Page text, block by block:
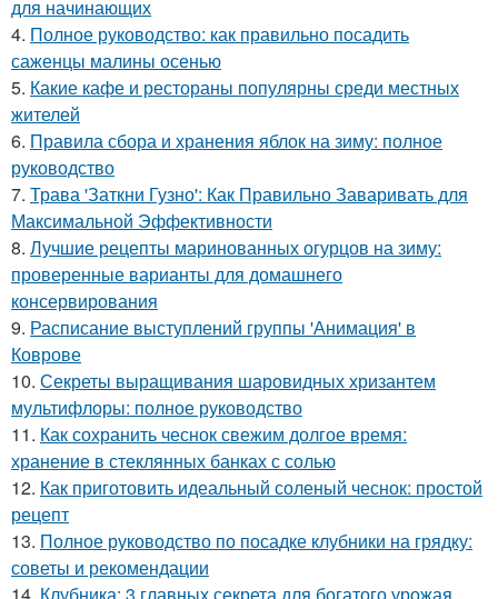
для начинающих
4. Полное руководство: как правильно посадить
саженцы малины осенью
5. Какие кафе и рестораны популярны среди местных
жителей
6. Правила сбора и хранения яблок на зиму: полное
руководство
7. Трава 'Заткни Гузно': Как Правильно Заваривать для
Максимальной Эффективности
8. Лучшие рецепты маринованных огурцов на зиму:
проверенные варианты для домашнего
консервирования
9. Расписание выступлений группы 'Анимация' в
Коврове
10. Секреты выращивания шаровидных хризантем
мультифлоры: полное руководство
11. Как сохранить чеснок свежим долгое время:
хранение в стеклянных банках с солью
12. Как приготовить идеальный соленый чеснок: простой
рецепт
13. Полное руководство по посадке клубники на грядку:
советы и рекомендации